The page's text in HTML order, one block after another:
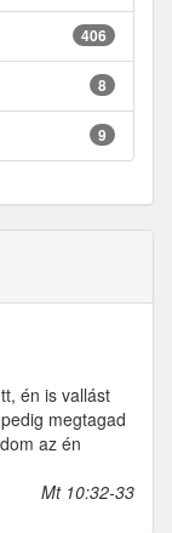
406
8
9
én is vallást
megtagad
az én
Mt 10:32-33